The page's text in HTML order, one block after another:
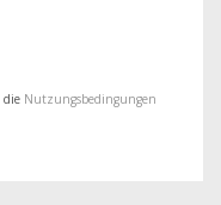
die Nutzungsbedingungen